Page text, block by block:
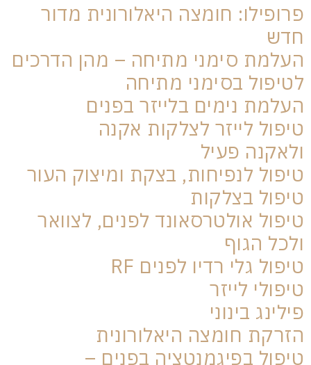
פרופילו: חומצה היאלורונית מדור
חדש
העלמת סימני מתיחה – מהן הדרכים
לטיפול בסימני מתיחה
העלמת נימים בלייזר בפנים
טיפול לייזר לצלקות אקנה
ולאקנה פעיל
טיפול לנפיחות, בצקת ומיצוק העור
טיפול בצלקות
טיפול אולטרסאונד לפנים, לצוואר
ולכל הגוף
טיפול גלי רדיו לפנים RF
טיפולי לייזר
פילינג בינוני
הזרקת חומצה היאלורונית
טיפול בפיגמנטציה בפנים –